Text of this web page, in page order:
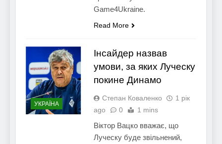
Game4Ukraine.
Read More
УКРАЇНА
Інсайдер назвав
умови, за яких Луческу
покине Динамо
Степан Коваленко
1 рік
ago
0 1 mins
Віктор Вацко вважає, що
Луческу буде звільнений,